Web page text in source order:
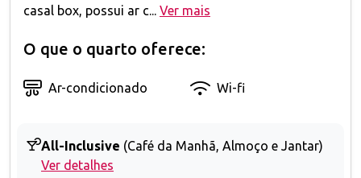
casal box, possui ar c... Ver mais
O que o quarto oferece:
Ar-condicionado Wi-fi
All-Inclusive (Café da Manhã, Almoço e Jantar)
Ver detalhes